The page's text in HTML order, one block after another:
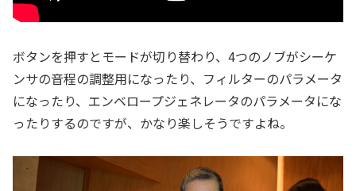
ボタンを押すとモードが切り替わり、4つのノブがシーケ
ンサの音程の調整用になったり、フィルターのパラメータ
になったり、エンベロープジェネレータのパラメータにな
ったりするのですが、かなり楽しそうですよね。